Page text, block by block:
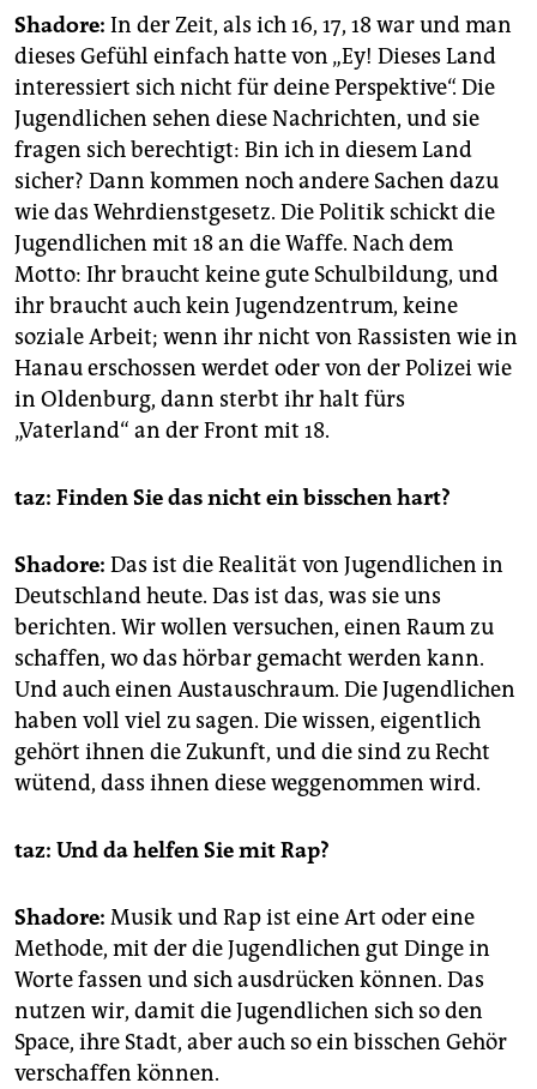
Shadore: In der Zeit, als ich 16, 17, 18 war und man
dieses Gefühl einfach hatte von „Ey! Dieses Land
interessiert sich nicht für deine Perspektive“. Die
Jugendlichen sehen diese Nachrichten, und sie
fragen sich berechtigt: Bin ich in diesem Land
sicher? Dann kommen noch andere Sachen dazu
wie das Wehrdienstgesetz. Die Politik schickt die
Jugendlichen mit 18 an die Waffe. Nach dem
Motto: Ihr braucht keine gute Schulbildung, und
ihr braucht auch kein Jugendzentrum, keine
soziale Arbeit; wenn ihr nicht von Rassisten wie in
Hanau erschossen werdet oder von der Polizei wie
in Oldenburg, dann sterbt ihr halt fürs
„Vaterland“ an der Front mit 18.
taz: Finden Sie das nicht ein bisschen hart?
Shadore: Das ist die Realität von Jugendlichen in
Deutschland heute. Das ist das, was sie uns
berichten. Wir wollen versuchen, einen Raum zu
schaffen, wo das hörbar gemacht werden kann.
Und auch einen Austauschraum. Die Jugendlichen
haben voll viel zu sagen. Die wissen, eigentlich
gehört ihnen die Zukunft, und die sind zu Recht
wütend, dass ihnen diese weggenommen wird.
taz: Und da helfen Sie mit Rap?
Shadore: Musik und Rap ist eine Art oder eine
Methode, mit der die Jugendlichen gut Dinge in
Worte fassen und sich ausdrücken können. Das
nutzen wir, damit die Jugendlichen sich so den
Space, ihre Stadt, aber auch so ein bisschen Gehör
verschaffen können.